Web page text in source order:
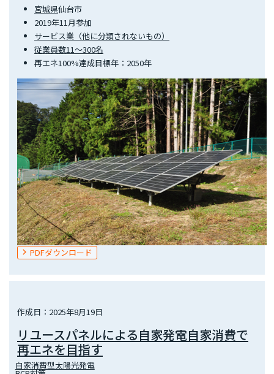
宮城県仙台市
2019年11月参加
サービス業（他に分類されないもの）
従業員数11～300名
再エネ100%達成目標年：2050年
PDFダウンロード
作成日：2025年8月19日
リユースパネルによる自家発電自家消費で
再エネを目指す
自家消費型太陽光発電